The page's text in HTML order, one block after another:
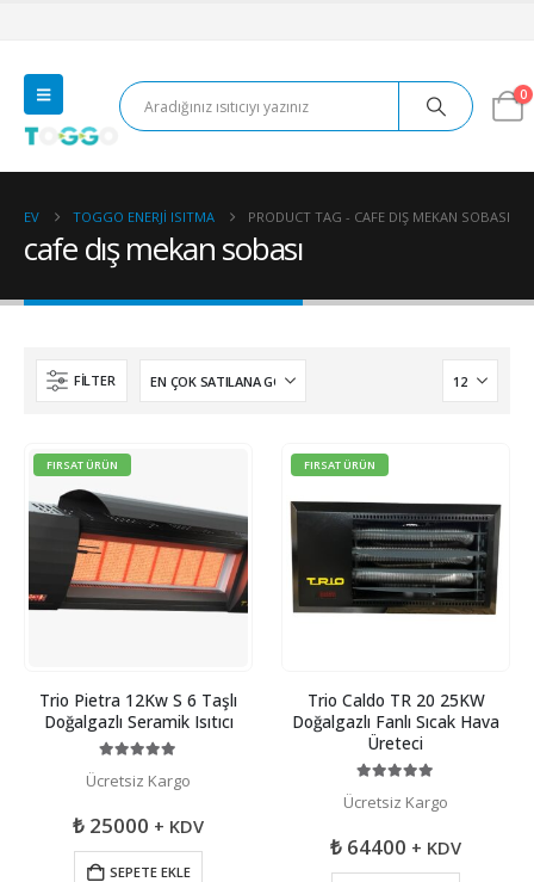
0
EV TOGGO ENERJI ISITMA PRODUCT TAG - CAFE DIŞ MEKAN SOBASI
cafe dış mekan sobası
FILTER
FIRSAT ÜRÜN
Trio Pietra 12Kw S 6 Taşlı
Doğalgazlı Seramik Isıtıcı
Ücretsiz Kargo
₺ 25000 + KDV
SEPETE EKLE
FIRSAT ÜRÜN
Trio Caldo TR 20 25KW
Doğalgazlı Fanlı Sıcak Hava
Üreteci
Ücretsiz Kargo
₺ 64400 + KDV